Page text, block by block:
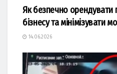
Як безпечно орендувати
бізнесу та мінімізувати
14.06.2026